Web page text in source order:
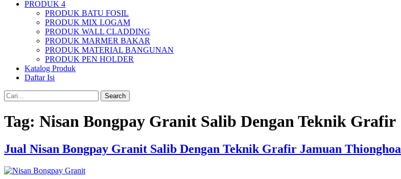
PRODUK 4
PRODUK BATU FOSIL
PRODUK MIX LOGAM
PRODUK WALL CLADDING
PRODUK MARMER BAKAR
PRODUK MATERIAL BANGUNAN
PRODUK PEN HOLDER
Katalog Produk
Daftar Isi
Search
Tag: Nisan Bongpay Granit Salib Dengan Teknik Grafir
Jual Nisan Bongpay Granit Salib Dengan Teknik Grafir Jamuan Thionghoa